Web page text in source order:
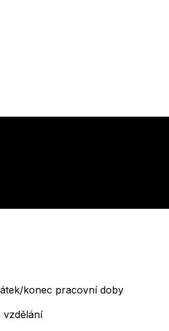
konec pracovní doby
vzdělání